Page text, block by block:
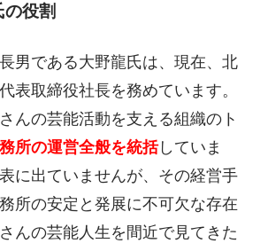
役割
男である大野龍氏は、現在、北
表取締役社長を務めています。
んの芸能活動を支える組織のト
所の運営全般を統括していま
に出ていませんが、その経営手
所の安定と発展に不可欠な存在
んの芸能人生を間近で見てきた